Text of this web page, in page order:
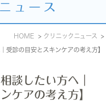
ュース
HOME クリニックニュース
受診の目安とスキンケアの考え方】
談したい方へ｜
ケアの考え方】